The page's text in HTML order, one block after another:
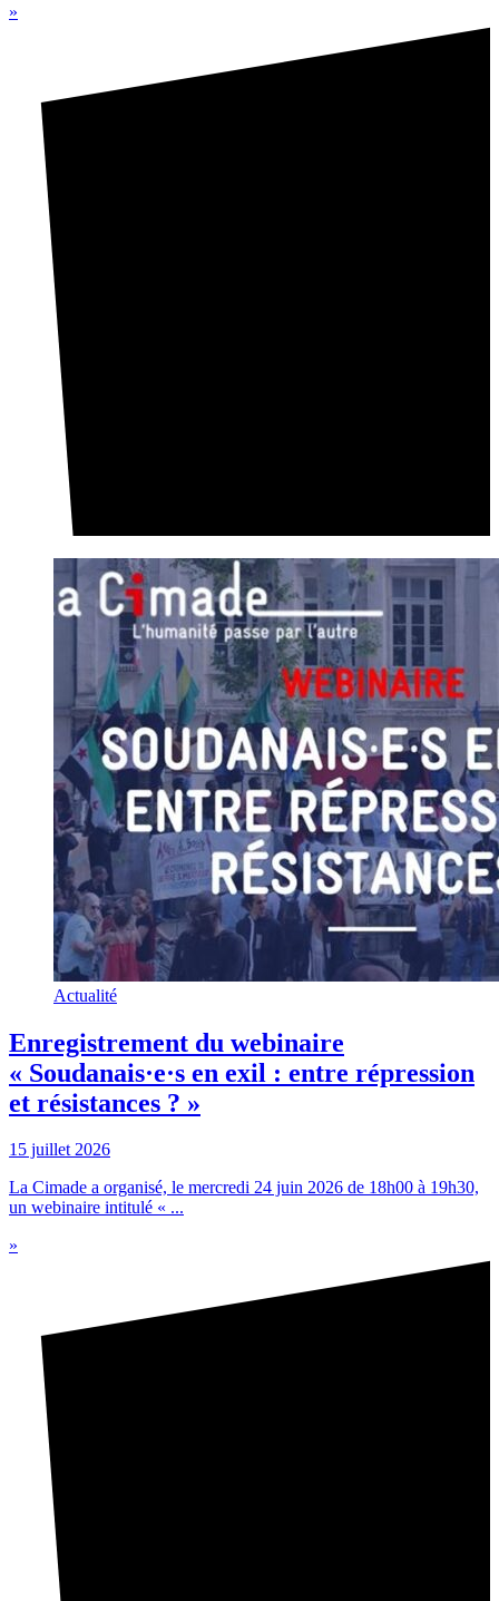
»
Actualité
Enregistrement du webinaire
« Soudanais·e·s en exil : entre répression
et résistances ? »
15 juillet 2026
La Cimade a organisé, le mercredi 24 juin 2026 de 18h00 à 19h30,
un webinaire intitulé « ...
»